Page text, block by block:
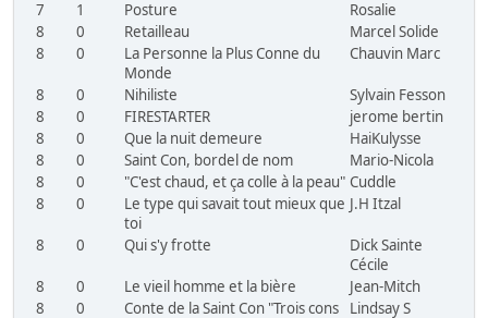
7
1 Posture
Rosalie
8
0 Retailleau
Marcel Solide
8
0
La Personne la Plus Conne du
Monde
Chauvin Marc
8 0 Nihiliste
Sylvain Fesson
8
0 FIRESTARTER
jerome bertin
8
0 Que la nuit demeure
HaiKulysse
8
0 Saint Con, bordel de nom
Mario-Nicola
8
0 "C'est chaud, et ça colle à la peau" Cuddle
8
0
Le type qui savait tout mieux que
toi
J.H Itzal
8 0 Qui s'y frotte
Dick Sainte
Cécile
8
0 Le vieil homme et la bière
Jean-Mitch
8
0
Conte de la Saint Con "Trois cons
Lindsay S